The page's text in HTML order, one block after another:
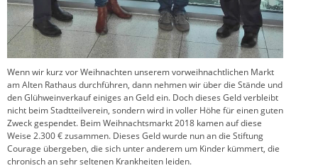
Wenn wir kurz vor Weihnachten unserem vorweihnachtlichen Markt
am Alten Rathaus durchführen, dann nehmen wir über die Stände und
den Glühweinverkauf einiges an Geld ein. Doch dieses Geld verbleibt
nicht beim Stadtteilverein, sondern wird in voller Höhe für einen guten
Zweck gespendet. Beim Weihnachtsmarkt 2018 kamen auf diese
Weise 2.300 € zusammen. Dieses Geld wurde nun an die Stiftung
Courage übergeben, die sich unter anderem um Kinder kümmert, die
chronisch an sehr seltenen Krankheiten leiden.